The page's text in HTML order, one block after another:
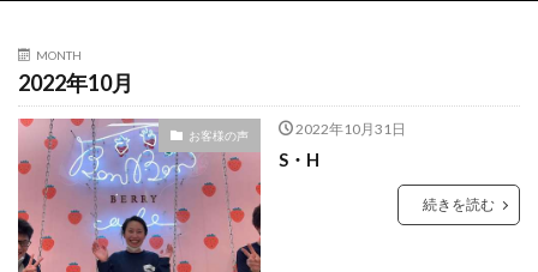
MONTH
2022年10月
お客様の声 2022年10月31日
S・H
続きを読む